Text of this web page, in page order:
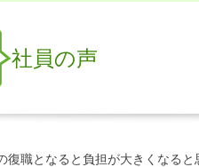
社員の声
復職となると負担が大きくなる